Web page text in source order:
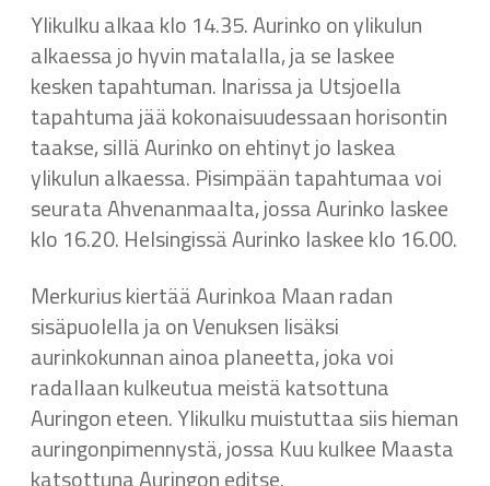
Ylikulku alkaa klo 14.35. Aurinko on ylikulun
alkaessa jo hyvin matalalla, ja se laskee
kesken tapahtuman. Inarissa ja Utsjoella
tapahtuma jää kokonaisuudessaan horisontin
taakse, sillä Aurinko on ehtinyt jo laskea
ylikulun alkaessa. Pisimpään tapahtumaa voi
seurata Ahvenanmaalta, jossa Aurinko laskee
klo 16.20. Helsingissä Aurinko laskee klo 16.00.
Merkurius kiertää Aurinkoa Maan radan
sisäpuolella ja on Venuksen lisäksi
aurinkokunnan ainoa planeetta, joka voi
radallaan kulkeutua meistä katsottuna
Auringon eteen. Ylikulku muistuttaa siis hieman
auringonpimennystä, jossa Kuu kulkee Maasta
katsottuna Auringon editse.